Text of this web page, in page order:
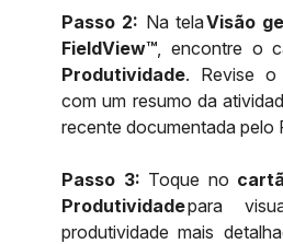
Passo 2: Na telaVisão
FieldView™, encontre o
Produtividade. Revise
com um resumo da
recente documentada pelo
Passo 3: Toque no
Produtividadepara
produtividade mais